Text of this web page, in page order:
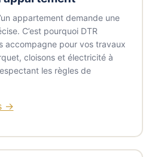
appartement demande une
C’est pourquoi DTR
accompagne pour vos travaux
cloisons et électricité à
les règles de
→